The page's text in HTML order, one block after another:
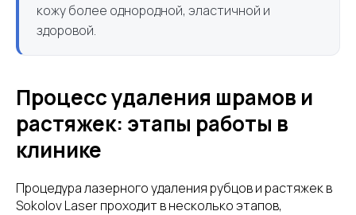
кожу более однородной, эластичной и
здоровой.
Процесс удаления шрамов и
растяжек: этапы работы в
клинике
Процедура лазерного удаления рубцов и растяжек в
Sokolov Laser проходит в несколько этапов,